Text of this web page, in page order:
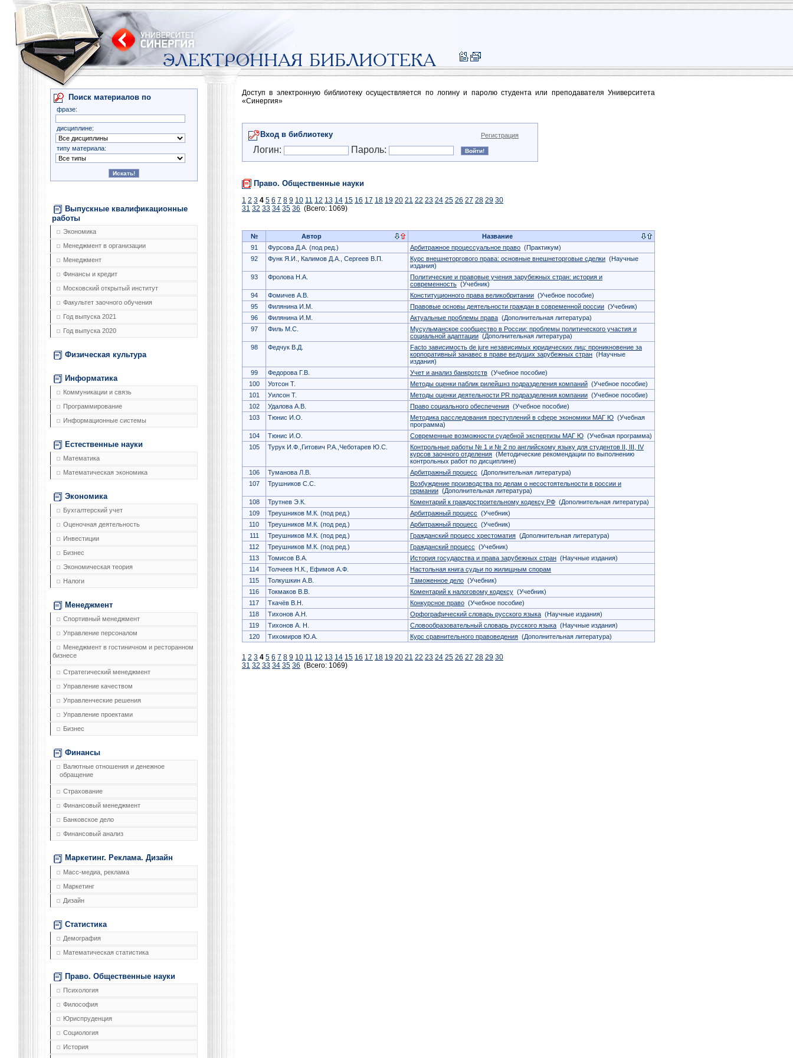
Поиск материалов по
фразе:
дисциплине:
типу материала:
Выпускные квалификационные
работы
Экономика
Менеджмент в организации
Менеджмент
Финансы и кредит
Московский открытый институт
Факультет заочного обучения
Год выпуска 2021
Год выпуска 2020
Физическая культура
Информатика
Коммуникации и связь
Программирование
Информационные системы
Естественные науки
Математика
Математическая экономика
Экономика
Бухгалтерский учет
Оценочная деятельность
Инвестиции
Бизнес
Экономическая теория
Налоги
Менеджмент
Спортивный менеджмент
Управление персоналом
Менеджмент в гостиничном и ресторанном
бизнесе
Стратегический менеджмент
Управление качеством
Управленческие решения
Управление проектами
Бизнес
Финансы
Валютные отношения и денежное
обращение
Страхование
Финансовый менеджмент
Банковское дело
Финансовый анализ
Маркетинг. Реклама. Дизайн
Масс-медиа, реклама
Маркетинг
Дизайн
Статистика
Демография
Математическая статистика
Право. Общественные науки
Психология
Философия
Юриспруденция
Социология
История
Доступ в электронную библиотеку осуществляется по логину и паролю студента или преподавателя Университета
«Синергия»
Вход в библиотеку Регистрация
Логин: Пароль:
Право. Общественные науки
1 2 3 4 5 6 7 8 9 10 11 12 13 14 15 16 17 18 19 20 21 22 23 24 25 26 27 28 29 30
31 32 33 34 35 36 (Всего: 1069)
№ Автор
Название
91
Фурсова Д.А. (под ред.) Арбитражное процессуальное право (Практикум)
92
Функ Я.И., Калимов Д.А., Сергеев В.П. Курс внешнеторгового права: основные внешнеторговые сделки (Научные
издания)
93
Фролова Н.А.
Политические и правовые учения зарубежных стран: история и
современность (Учебник)
94
Фомичев А.В. Конституционного права великобритании (Учебное пособие)
95
Филянина И.М. Правовые основы деятельности граждан в современной россии (Учебник)
96
Филянина И.М. Актуальные проблемы права (Дополнительная литература)
97
Филь М.С.
Мусульманское сообщество в России: проблемы политического участия и
социальной адаптации (Дополнительная литература)
98
Федчук В.Д.
Facto зависимость de jure независимых юридических лиц: проникновение за
корпоративный занавес в праве ведущих зарубежных стран (Научные
издания)
99
Федорова Г.В. Учет и анализ банкротств (Учебное пособие)
100
Уотсон Т. Методы оценки паблик рилейшнз подразделения компаний (Учебное пособие)
101
Уилсон Т. Методы оценки деятельности PR подразделения компании (Учебное пособие)
102
Удалова А.В. Право социального обеспечения (Учебное пособие)
103
Тюнис И.О. Методика расследования преступлений в сфере экономики МАГ Ю (Учебная
программа)
104
Тюнис И.О. Современные возможности судебной экспертизы МАГ Ю (Учебная программа)
105
Турук И.Ф.,Гитович Р.А.,Чеботарев Ю.С.
Контрольные работы № 1 и № 2 по английскому языку для студентов II, III, IV
курсов заочного отделения (Методические рекомендации по выполнению
контрольных работ по дисциплине)
106
Туманова Л.В. Арбитражный процесс (Дополнительная литература)
107
Трушников С.С.
Возбуждение производства по делам о несостоятельности в россии и
германии (Дополнительная литература)
108
Трутнев Э.К. Коментарий к граждостроительному кодексу РФ (Дополнительная литература)
109
Треушников М.К. (под ред.) Арбитражный процесс (Учебник)
110
Треушников М.К. (под ред.) Арбитражный процесс (Учебник)
111
Треушников М.К. (под ред.) Гражданский процесс хрестоматия (Дополнительная литература)
112
Треушников М.К. (под ред.) Гражданский процесс (Учебник)
113
Томисов В.А. История государства и права зарубежных стран (Научные издания)
114
Толчеев Н.К., Ефимов А.Ф.
Настольная книга судьи по жилищным спорам
115
Толкушкин А.В. Таможенное дело (Учебник)
116
Токмаков В.В. Коментарий к налоговому кодексу (Учебник)
117
Ткачёв В.Н. Конкурсное право (Учебное пособие)
118
Тихонов А.Н. Орфографический словарь русского языка (Научные издания)
119
Тихонов А. Н. Словообразовательный словарь русского языка (Научные издания)
120
Тихомиров Ю.А. Курс сравнительного правоведения (Дополнительная литература)
1 2 3 4 5 6 7 8 9 10 11 12 13 14 15 16 17 18 19 20 21 22 23 24 25 26 27 28 29 30
31 32 33 34 35 36 (Всего: 1069)